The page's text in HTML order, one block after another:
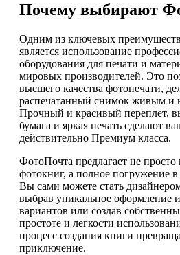
Почему выбирают
Одним из ключевых
является использование
оборудования для печати и
мировых производителей. Это
высшего качества фотопечати,
распечатанный снимок живым
Прочный и красивый переплет,
бумага и яркая печать сделают
действительно Премиум класса.
ФотоПочта предлагает не просто
фотокниг, а полное погружение в
Вы сами можете стать
выбрав уникальное оформление
вариантов или создав
простоте и легкости
процесс создания книги
приключение.